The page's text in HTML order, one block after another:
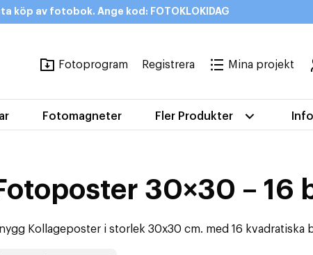
av fotobok. Ange kod: FOTOKLOKIDAG
Fotoprogram Registrera Mina projekt
Fotomagneter Fler Produkter Info
30×30 – 16
Kollageposter i storlek 30x30 cm. med 16 kvadratiska